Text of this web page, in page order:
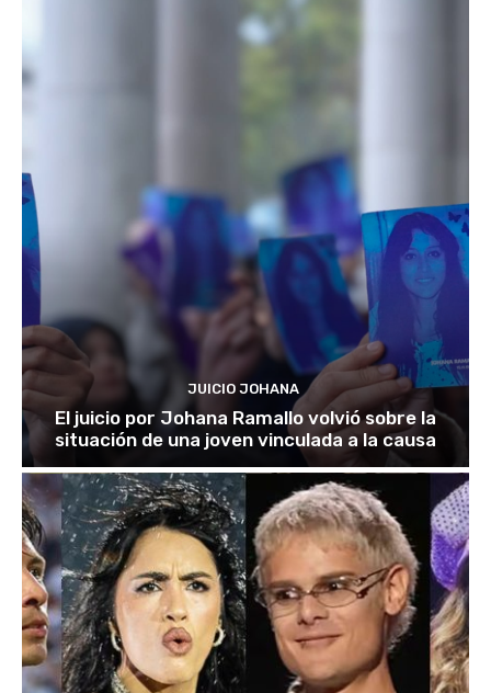
JUICIO JOHANA
El juicio por Johana Ramallo volvió sobre la
situación de una joven vinculada a la causa